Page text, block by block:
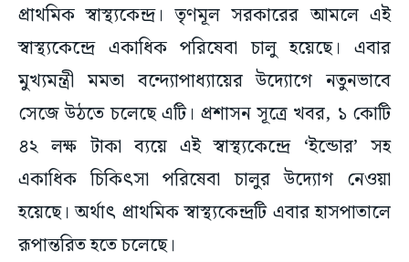
প্রাথমিক স্বাস্থ্যকেন্দ্র। তৃণমূল সরকারের আমলে এই
স্বাস্থ্যকেন্দ্রে একাধিক পরিষেবা চালু হয়েছে। এবার
মুখ্যমন্ত্রী মমতা বন্দ্যোপাধ্যায়ের উদ্যোগে নতুনভাবে
সেজে উঠতে চলেছে এটি। প্রশাসন সূত্রে খবর, ১ কোটি
৪২ লক্ষ টাকা ব্যয়ে এই স্বাস্থ্যকেন্দ্রে ‘ইন্ডোর’ সহ
একাধিক চিকিৎসা পরিষেবা চালুর উদ্যোগ নেওয়া
হয়েছে। অর্থাৎ প্রাথমিক স্বাস্থ্যকেন্দ্রটি এবার হাসপাতালে
রূপান্তরিত হতে চলেছে।